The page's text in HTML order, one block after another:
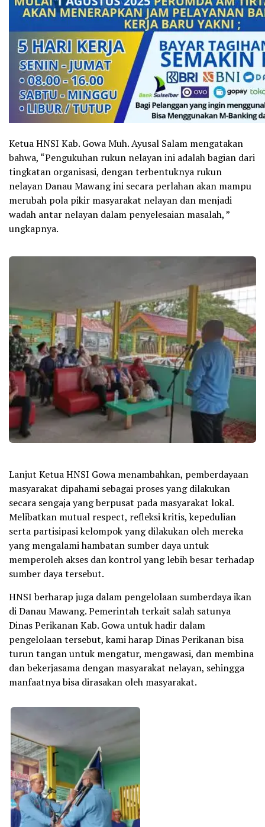
Ketua HNSI Kab. Gowa Muh. Ayusal Salam mengatakan
bahwa, “Pengukuhan rukun nelayan ini adalah bagian dari
tingkatan organisasi, dengan terbentuknya rukun
nelayan Danau Mawang ini secara perlahan akan mampu
merubah pola pikir masyarakat nelayan dan menjadi
wadah antar nelayan dalam penyelesaian masalah, ”
ungkapnya.
Lanjut Ketua HNSI Gowa menambahkan, pemberdayaan
masyarakat dipahami sebagai proses yang dilakukan
secara sengaja yang berpusat pada masyarakat lokal.
Melibatkan mutual respect, refleksi kritis, kepedulian
serta partisipasi kelompok yang dilakukan oleh mereka
yang mengalami hambatan sumber daya untuk
memperoleh akses dan kontrol yang lebih besar terhadap
sumber daya tersebut.
HNSI berharap juga dalam pengelolaan sumberdaya ikan
di Danau Mawang. Pemerintah terkait salah satunya
Dinas Perikanan Kab. Gowa untuk hadir dalam
pengelolaan tersebut, kami harap Dinas Perikanan bisa
turun tangan untuk mengatur, mengawasi, dan membina
dan bekerjasama dengan masyarakat nelayan, sehingga
manfaatnya bisa dirasakan oleh masyarakat.